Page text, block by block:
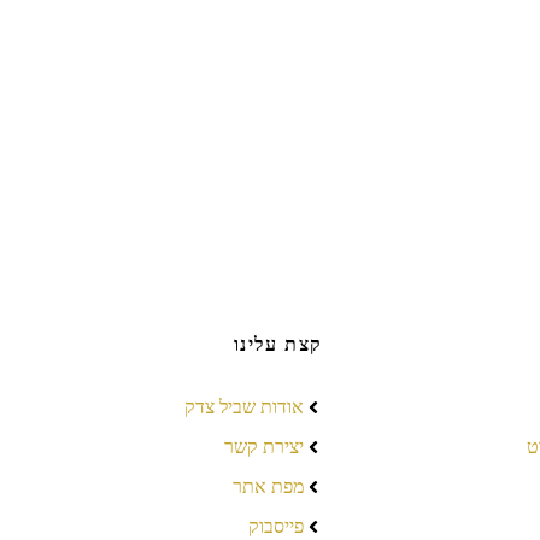
קצת עלינו
אודות שביל צדק
יצירת קשר
מפת אתר
פייסבוק